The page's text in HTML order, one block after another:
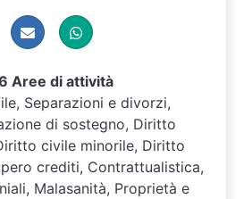
Aree di attività
Separazioni e divorzi,
di sostegno, Diritto
civile minorile, Diritto
crediti, Contrattualistica,
Malasanità, Proprietà e